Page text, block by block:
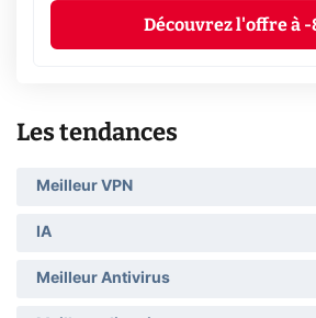
Découvrez l'offre à -
Les tendances
Meilleur VPN
IA
Meilleur Antivirus